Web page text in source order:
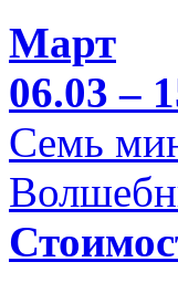
Март
06.03 –
Семь